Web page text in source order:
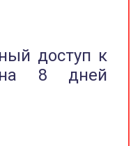
доступ к
на 8 дней